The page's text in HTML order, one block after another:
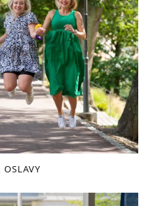
OSLAVY